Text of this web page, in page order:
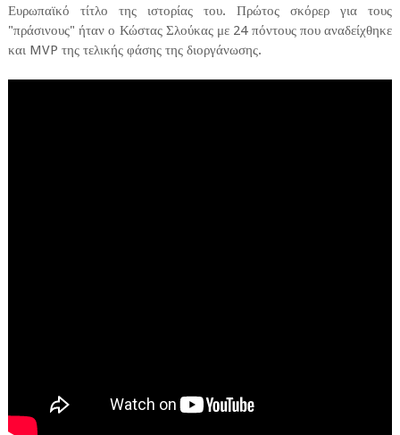
Ευρωπαϊκό τίτλο της ιστορίας του. Πρώτος σκόρερ για τους
"πράσινους" ήταν ο Κώστας Σλούκας με 24 πόντους που αναδείχθηκε
και MVP της τελικής φάσης της διοργάνωσης.